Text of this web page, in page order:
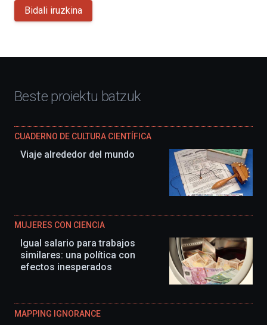
Bidali iruzkina
Beste proiektu batzuk
CUADERNO DE CULTURA CIENTÍFICA
Viaje alrededor del mundo
MUJERES CON CIENCIA
Igual salario para trabajos
similares: una política con
efectos inesperados
MAPPING IGNORANCE